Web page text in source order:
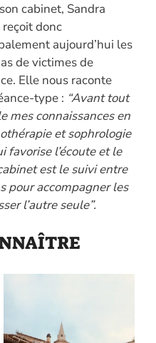
cabinet, Sandra
reçoit donc
aujourd’hui les
de victimes de
Elle nous raconte
type : “Avant tout
mes connaissances en
et sophrologie
favorise l’écoute et le
est le suivi entre
pour accompagner les
l’autre seule”.